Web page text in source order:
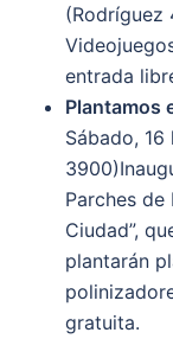
(Rodríguez
entrada
Plantamos
Sábado,
Parches
Ciudad”,
plantarán
gratuita.